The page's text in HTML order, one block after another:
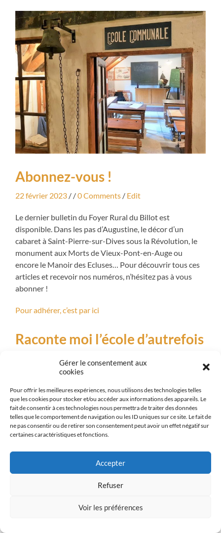
Gérer le consentement aux
cookies
Pour offrir les meilleures expériences, nous utilisons des technologies telles
que les cookies pour stocker et/ou accéder aux informations des appareils. Le
fait de consentir à ces technologies nous permettra de traiter des données
telles que le comportement de navigation ou les ID uniques sur ce site. Le fait de
ne pas consentir ou de retirer son consentement peut avoir un effet négatif sur
certaines caractéristiques et fonctions.
Accepter
Refuser
Voir les préférences
Abonnez-vous !
22 février 2023 / /0 Comments / Edit
Le dernier bulletin du Foyer Rural du Billot est
disponible. Dans les pas d’Augustine, le décor d’un
cabaret à Saint-Pierre-sur-Dives sous la Révolution, le
monument aux Morts de Vieux-Pont-en-Auge ou
encore le Manoir des Ecluses… Pour découvrir tous ces
articles et recevoir nos numéros, n’hésitez pas à vous
abonner !
Pour adhérer, c’est par ici
Raconte moi l’école d’autrefois
A l’heure de la rentrée, quelques précieux témoignages
d’anciens élèves de nos écoles rurales d’autrefois. Un